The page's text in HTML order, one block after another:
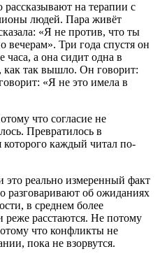
рассказывают на терапии с
людей. Пара живёт
«Я не против, что ты
вечерам». Три года спустя он
часа, а она сидит одна в
как так вышло. Он говорит:
«Я не это имела в
что согласие не
Превратилось в
которого каждый читал по-
реально измеренный факт
разговаривают об ожиданиях
в среднем более
расстаются. Не потому
что конфликты не
пока не взорвутся.